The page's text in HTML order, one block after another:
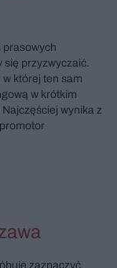
prasowych
się przyzwyczaić.
której ten sam
w krótkim
wynika z
zaznaczyć